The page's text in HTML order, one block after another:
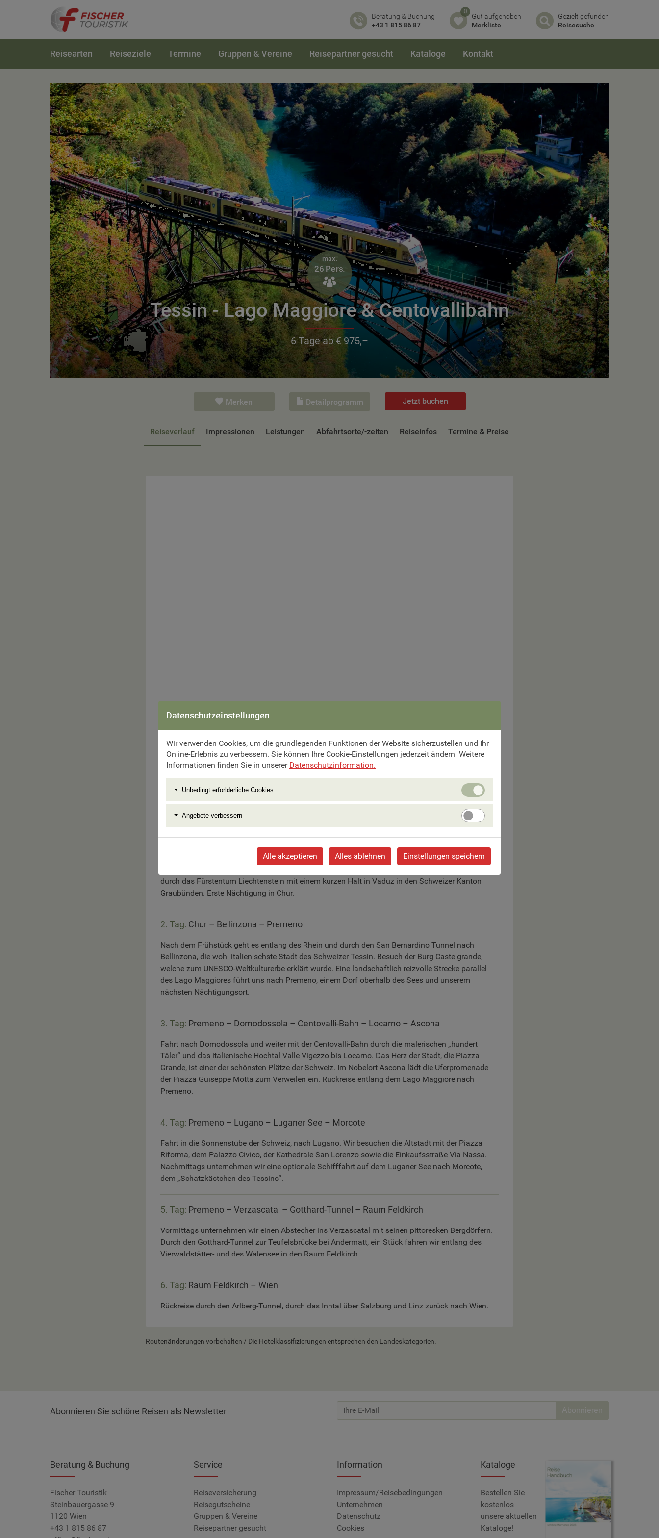
Beratung & Buchung
+43 1 815 86 87
0
Gut aufgehoben
Merkliste
Gezielt gefunden
Reisesuche
Reisearten Reiseziele Termine Gruppen & Vereine Reisepartner gesucht Kataloge Kontakt
max.
26 Pers.

Tessin - Lago Maggiore & Centovallibahn
6 Tage ab € 975,–
Merken Detailprogramm Jetzt buchen
Reiseverlauf Impressionen Leistungen Abfahrtsorte/-zeiten Reiseinfos Termine & Preise
Wien – Liechtenstein – Chur
durch das Fürstentum Liechtenstein mit einem kurzen Halt in Vaduz in den Schweizer Kanton
Graubünden. Erste Nächtigung in Chur.
2. Tag: Chur – Bellinzona – Premeno
Nach dem Frühstück geht es entlang des Rhein und durch den San Bernardino Tunnel nach
Bellinzona, die wohl italienischste Stadt des Schweizer Tessin. Besuch der Burg Castelgrande,
welche zum UNESCO-Weltkulturerbe erklärt wurde. Eine landschaftlich reizvolle Strecke parallel
des Lago Maggiores führt uns nach Premeno, einem Dorf oberhalb des Sees und unserem
nächsten Nächtigungsort.
3. Tag: Premeno – Domodossola – Centovalli-Bahn – Locarno – Ascona
Fahrt nach Domodossola und weiter mit der Centovalli-Bahn durch die malerischen „hundert
Täler“ und das italienische Hochtal Valle Vigezzo bis Locarno. Das Herz der Stadt, die Piazza
Grande, ist einer der schönsten Plätze der Schweiz. Im Nobelort Ascona lädt die Uferpromenade
der Piazza Guiseppe Motta zum Verweilen ein. Rückreise entlang dem Lago Maggiore nach
Premeno.
4. Tag: Premeno – Lugano – Luganer See – Morcote
Fahrt in die Sonnenstube der Schweiz, nach Lugano. Wir besuchen die Altstadt mit der Piazza
Riforma, dem Palazzo Civico, der Kathedrale San Lorenzo sowie die Einkaufsstraße Via Nassa.
Nachmittags unternehmen wir eine optionale Schifffahrt auf dem Luganer See nach Morcote,
dem „Schatzkästchen des Tessins“.
5. Tag: Premeno – Verzascatal – Gotthard-Tunnel – Raum Feldkirch
Vormittags unternehmen wir einen Abstecher ins Verzascatal mit seinen pittoresken Bergdörfern.
Durch den Gotthard-Tunnel zur Teufelsbrücke bei Andermatt, ein Stück fahren wir entlang des
Vierwaldstätter- und des Walensee in den Raum Feldkirch.
6. Tag: Raum Feldkirch – Wien
Rückreise durch den Arlberg-Tunnel, durch das Inntal über Salzburg und Linz zurück nach Wien.
Routenänderungen vorbehalten / Die Hotelklassifizierungen entsprechen den Landeskategorien.
Abonnieren Sie schöne Reisen als Newsletter Abonnieren
Beratung & Buchung
Fischer Touristik
Steinbauergasse 9
1120 Wien
+43 1 815 86 87
Service
Reiseversicherung
Reisegutscheine
Gruppen & Vereine
Reisepartner gesucht
Information
Impressum/Reisebedingungen
Unternehmen
Datenschutz
Cookies
Kataloge
Bestellen Sie
kostenlos
unsere aktuellen
Kataloge!
Datenschutzeinstellungen
Wir verwenden Cookies, um die grundlegenden Funktionen der Website sicherzustellen und Ihr
Online-Erlebnis zu verbessern. Sie können Ihre Cookie-Einstellungen jederzeit ändern. Weitere
Informationen finden Sie in unserer Datenschutzinformation.
Unbedingt erforlderliche Cookies
Cookies
Angebote verbessern
Alle akzeptieren Alles ablehnen Einstellungen speichern